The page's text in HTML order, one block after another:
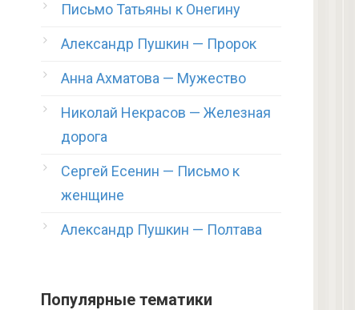
Письмо Татьяны к Онегину
Александр Пушкин — Пророк
Анна Ахматова — Мужество
Николай Некрасов — Железная
дорога
Сергей Есенин — Письмо к
женщине
Александр Пушкин — Полтава
Популярные тематики